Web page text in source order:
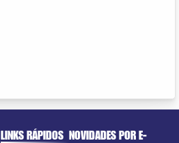
LINKS RÁPIDOS NOVIDADES POR E-